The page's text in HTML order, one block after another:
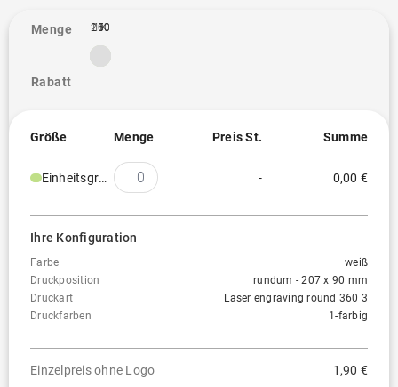
Menge
Rabatt
1
100
250
1K
Größe Menge Preis St. Summe
Einheitsgröße - 0,00 €
Ihre Konfiguration
Farbe
weiß
Druckposition
rundum - 207 x 90 mm
Druckart
Laser engraving round 360 3
Druckfarben
1-farbig
Einzelpreis ohne Logo
1,90 €